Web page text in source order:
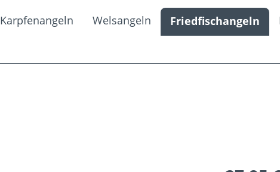
Karpfenangeln Welsangeln Friedfischangeln
Regulärer